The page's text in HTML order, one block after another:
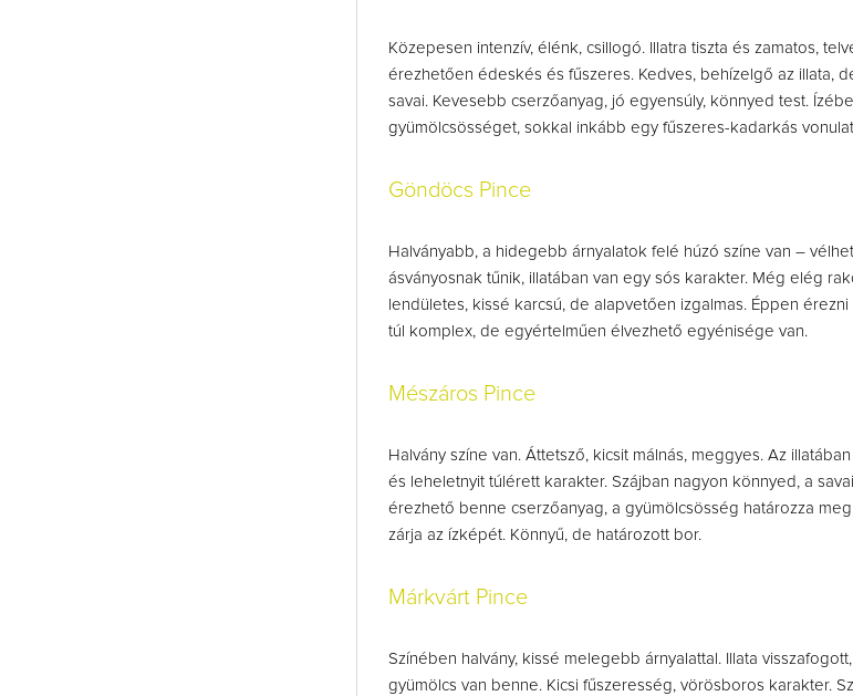
Közepesen intenzív, élénk, csillogó. Illatra tiszta és zamatos,
érezhetően édeskés és fűszeres. Kedves, behízelgő az illata,
savai. Kevesebb cserzőanyag, jó egyensúly, könnyed test.
gyümölcsösséget, sokkal inkább egy fűszeres-kadarkás
Göndöcs Pince
Halványabb, a hidegebb árnyalatok felé húzó színe van –
ásványosnak tűnik, illatában van egy sós karakter. Még elég
lendületes, kissé karcsú, de alapvetően izgalmas. Éppen
túl komplex, de egyértelműen élvezhető egyénisége van.
Mészáros Pince
Halvány színe van. Áttetsző, kicsit málnás, meggyes. Az
és leheletnyit túlérett karakter. Szájban nagyon könnyed, a
érezhető benne cserzőanyag, a gyümölcsösség határozza
zárja az ízképét. Könnyű, de határozott bor.
Márkvárt Pince
Színében halvány, kissé melegebb árnyalattal. Illata
gyümölcs van benne. Kicsi fűszeresség, vörösboros karakter.